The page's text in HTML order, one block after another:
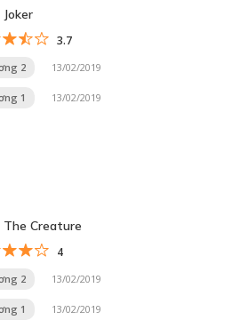
3.7
2 13/02/2019
1 13/02/2019
The Creature
4
2 13/02/2019
1 13/02/2019